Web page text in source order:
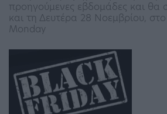
προηγούμενες εβδομάδες και θα
και τη Δευτέρα 28 Νοεμβρίου,
Monday